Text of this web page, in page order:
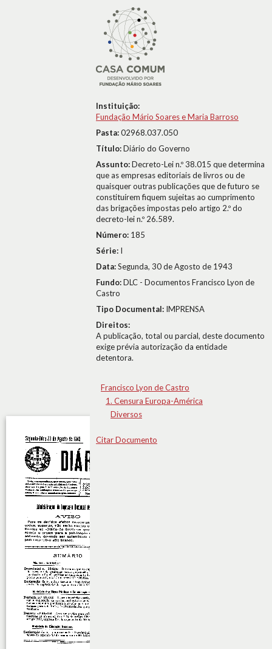
Instituição:
Fundação Mário Soares e Maria Barroso
Pasta:02968.037.050
Título:Diário do Governo
Assunto:Decreto-Lei n.º 38.015 que determina
que as empresas editoriais de livros ou de
quaisquer outras publicações que de futuro se
constituírem fiquem sujeitas ao cumprimento
das brigações impostas pelo artigo 2.º do
decreto-lei n.º 26.589.
Número: 185
Série: I
Data:Segunda, 30 de Agosto de 1943
Fundo:DLC - Documentos Francisco Lyon de
Castro
Tipo Documental: IMPRENSA
Direitos:
A publicação, total ou parcial, deste documento
exige prévia autorização da entidade
detentora.
Francisco Lyon de Castro
1. Censura Europa-América
Diversos
Citar Documento